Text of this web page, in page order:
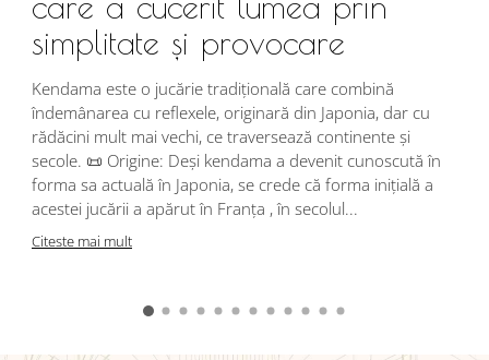
simplitate și provocare
Kendama este o jucărie tradițională care combină
îndemânarea cu reflexele, originară din Japonia, dar cu
rădăcini mult mai vechi, ce traversează continente și
secole. 📜 Origine: Deși kendama a devenit cunoscută în
forma sa actuală în Japonia, se crede că forma inițială a
acestei jucării a apărut în Franța , în secolul...
Citeste mai mult